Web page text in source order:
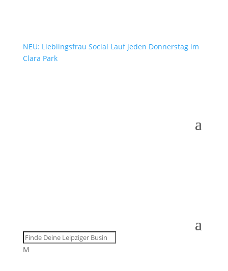
NEU: Lieblingsfrau Social Lauf jeden Donnerstag im
Clara Park
M